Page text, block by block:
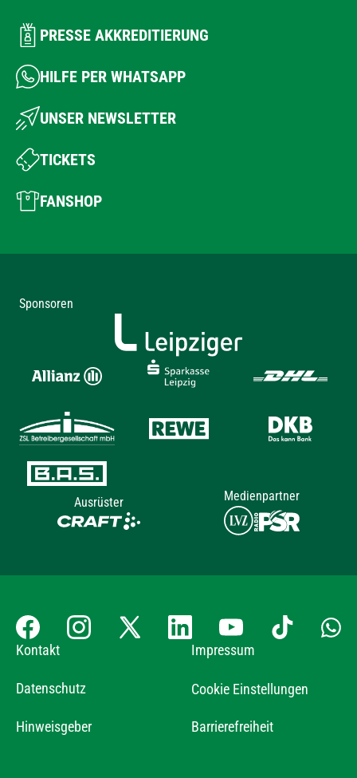
PRESSE AKKREDITIERUNG
HILFE PER WHATSAPP
UNSER NEWSLETTER
TICKETS
FANSHOP
Sponsoren
Ausrüster Medienpartner
Kontakt Impressum
Datenschutz Cookie Einstellungen
Hinweisgeber Barrierefreiheit